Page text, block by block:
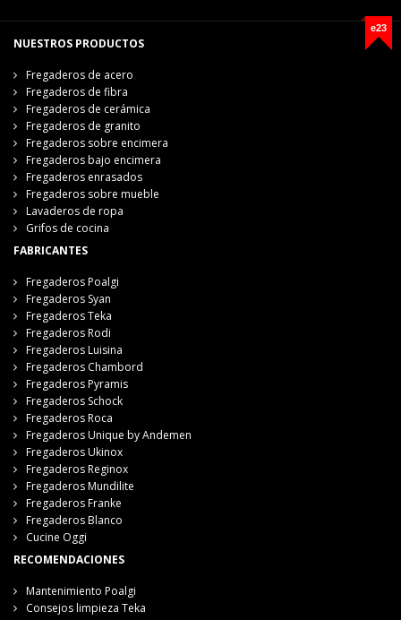
e23
NUESTROS PRODUCTOS
Fregaderos de acero
Fregaderos de fibra
Fregaderos de cerámica
Fregaderos de granito
Fregaderos sobre encimera
Fregaderos bajo encimera
Fregaderos enrasados
Fregaderos sobre mueble
Lavaderos de ropa
Grifos de cocina
FABRICANTES
Fregaderos Poalgi
Fregaderos Syan
Fregaderos Teka
Fregaderos Rodi
Fregaderos Luisina
Fregaderos Chambord
Fregaderos Pyramis
Fregaderos Schock
Fregaderos Roca
Fregaderos Unique by Andemen
Fregaderos Ukinox
Fregaderos Reginox
Fregaderos Mundilite
Fregaderos Franke
Fregaderos Blanco
Cucine Oggi
RECOMENDACIONES
Mantenimiento Poalgi
Consejos limpieza Teka